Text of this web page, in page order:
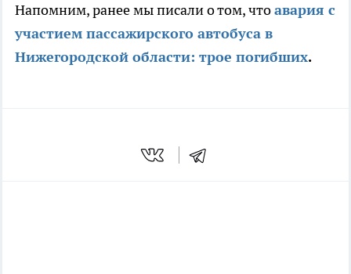
Напомним, ранее мы писали о том, чтоавария с
участием пассажирского автобуса в
Нижегородской области: трое погибших.